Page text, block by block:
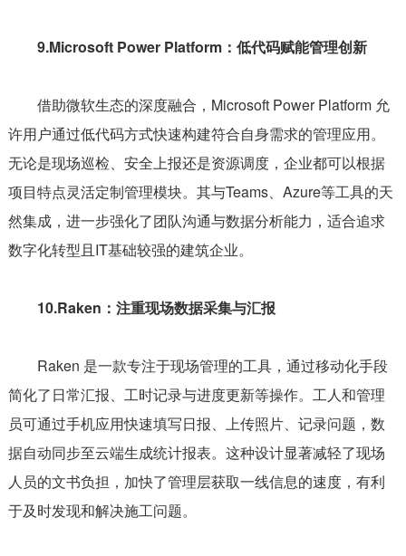
9.Microsoft Power Platform：低代码赋能管理创新
借助微软生态的深度融合，Microsoft Power Platform 允
许用户通过低代码方式快速构建符合自身需求的管理应用。
无论是现场巡检、安全上报还是资源调度，企业都可以根据
项目特点灵活定制管理模块。其与Teams、Azure等工具的天
然集成，进一步强化了团队沟通与数据分析能力，适合追求
数字化转型且IT基础较强的建筑企业。
10.Raken：注重现场数据采集与汇报
Raken 是一款专注于现场管理的工具，通过移动化手段
简化了日常汇报、工时记录与进度更新等操作。工人和管理
员可通过手机应用快速填写日报、上传照片、记录问题，数
据自动同步至云端生成统计报表。这种设计显著减轻了现场
人员的文书负担，加快了管理层获取一线信息的速度，有利
于及时发现和解决施工问题。